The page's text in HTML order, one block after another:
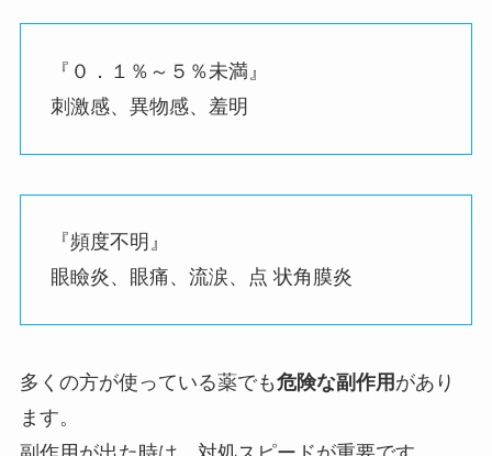
『０．１％～５％未満』
刺激感、異物感、羞明
『頻度不明』
眼瞼炎、眼痛、流涙、点 状角膜炎
多くの方が使っている薬でも危険な副作用 があり
ます。